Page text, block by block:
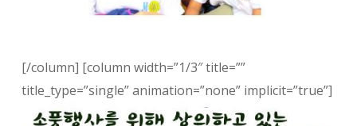
[/column] [column width=”1/3″ title=””
title_type=”single” animation=”none” implicit=”true”]